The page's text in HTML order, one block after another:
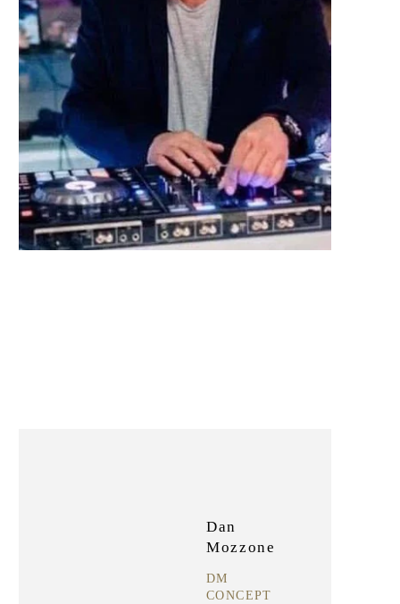
Dan
Mozzone
DM
CONCEPT